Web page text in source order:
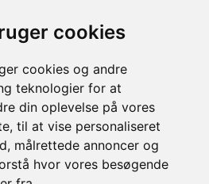
cookies
cookies og andre
teknologier for at
din oplevelse på vores
til at vise personaliseret
målrettede annoncer og
hvor vores besøgende
vi et træ! Læs mere